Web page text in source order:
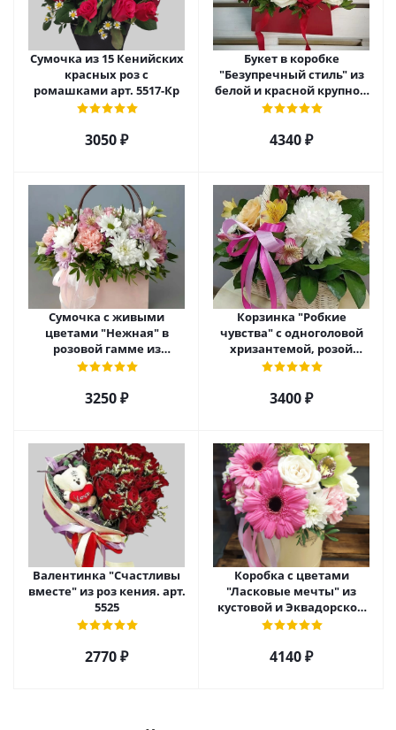
Сумочка из 15 Кенийских
красных роз с
ромашками арт. 5517-Кр
3050 ₽
Букет в коробке
"Безупречный стиль" из
белой и красной крупной
розы Эквадор. арт. 5515
4340 ₽
Сумочка с живыми
цветами "Нежная" в
розовой гамме из
кустовой хризантемы,
3250 ₽
Корзинка "Робкие
чувства" с одноголовой
хризантемой, розой
Эквадор и альстромерией
3400 ₽
Валентинка "Счастливы
вместе" из роз кения. арт.
5525
2770 ₽
Коробка с цветами
"Ласковые мечты" из
кустовой и Эквадорской
розы, орхидеи и гербер
4140 ₽